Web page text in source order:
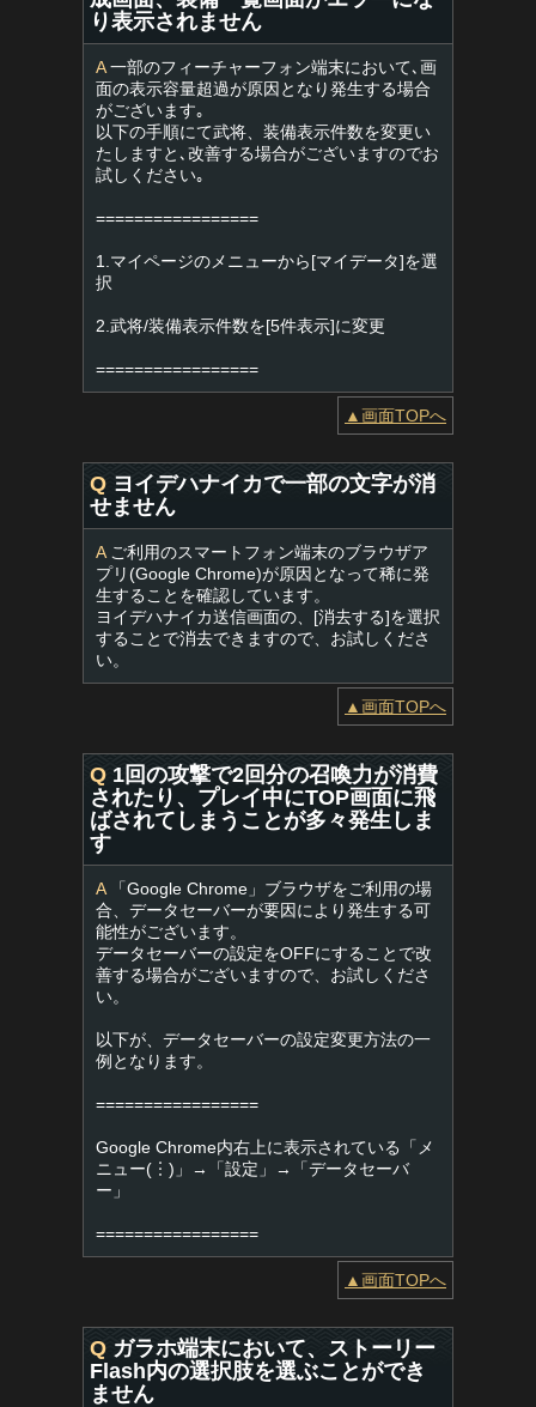
り表示されません
A一部のフィーチャーフォン端末において､画
面の表示容量超過が原因となり発生する場合
がございます｡
以下の手順にて武将、装備表示件数を変更い
たしますと､改善する場合がございますのでお
試しください｡
=================
1.マイページのメニューから[マイデータ]を選
択
2.武将/装備表示件数を[5件表示]に変更
=================
▲画面TOPへ
Q ヨイデハナイカで一部の文字が消
せません
Aご利用のスマートフォン端末のブラウザア
プリ(Google Chrome)が原因となって稀に発
生することを確認しています。
ヨイデハナイカ送信画面の、[消去する]を選択
することで消去できますので、お試しくださ
い。
▲画面TOPへ
Q 1回の攻撃で2回分の召喚力が消費
されたり、プレイ中にTOP画面に飛
ばされてしまうことが多々発生しま
す
A「Google Chrome」ブラウザをご利用の場
合、データセーバーが要因により発生する可
能性がございます。
データセーバーの設定をOFFにすることで改
善する場合がございますので、お試しくださ
い。
以下が、データセーバーの設定変更方法の一
例となります。
=================
Google Chrome内右上に表示されている「メ
ニュー(︙)」→「設定」→「データセーバ
ー」
=================
▲画面TOPへ
Q ガラホ端末において、ストーリー
Flash内の選択肢を選ぶことができ
ません